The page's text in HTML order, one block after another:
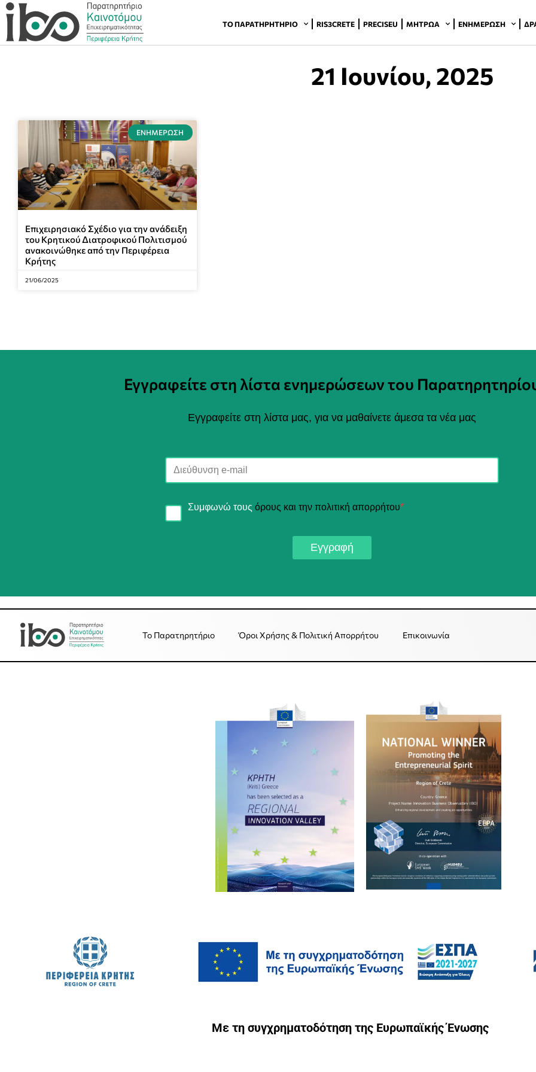
ΤΟ ΠΑΡΑΤΗΡΗΤΉΡΙΟ RIS3CRETE PRECISEU ΜΗΤΡΏΑ ΕΝΗΜΈΡΩΣΗ
21 Ιουνίου, 2025
ΕΝΗΜΈΡΩΣΗ
Επιχειρησιακό Σχέδιο για την ανάδειξη
του Κρητικού Διατροφικού Πολιτισμού
ανακοινώθηκε από την Περιφέρεια
Κρήτης
21/06/2025
Εγγραφείτε στη λίστα ενημερώσεων του
Εγγραφείτε στη λίστα μας, για να μαθαίνετε άμεσα τα νέα μας
Συμφωνώ τουςόρους και την πολιτική απορρήτου*
Εγγραφή
Το Παρατηρητήριο Όροι Χρήσης & Πολιτική Απορρήτου Επικοινωνία
Με τη συγχρηματοδότηση της Ευρωπαϊκής Ένωσης